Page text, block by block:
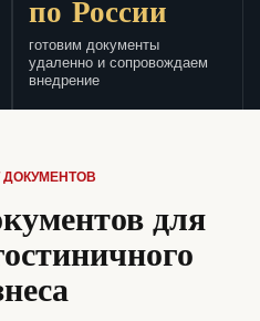
по России
готовим документы
удаленно и сопровождаем
внедрение
ДОКУМЕНТОВ
для